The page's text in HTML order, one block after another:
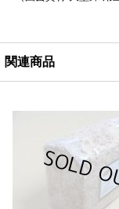
関連商品